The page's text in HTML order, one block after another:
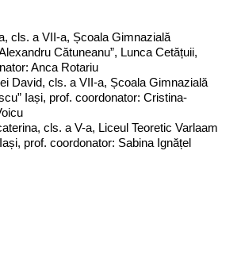
cls. a VII-a, Școala Gimnazială
Cătuneanu”, Lunca Cetățuii,
Anca Rotariu
David, cls. a VII-a, Școala Gimnazială
Iași, prof. coordonator: Cristina-
cls. a V-a, Liceul Teoretic Varlaam
prof. coordonator: Sabina Ignățel